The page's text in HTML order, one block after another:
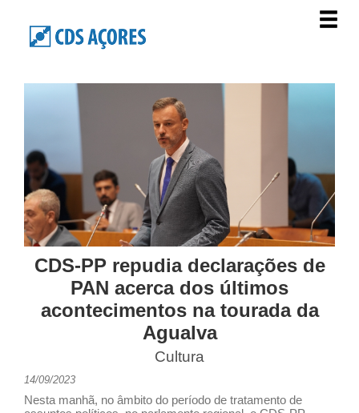
CDS-PP repudia declarações de
PAN acerca dos últimos
acontecimentos na tourada da
Agualva
Cultura
14/09/2023
Nesta manhã, no âmbito do período de tratamento de